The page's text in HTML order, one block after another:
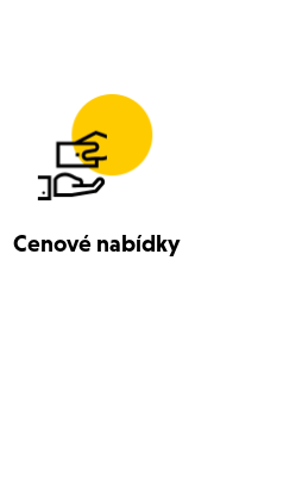
Cenové nabídky